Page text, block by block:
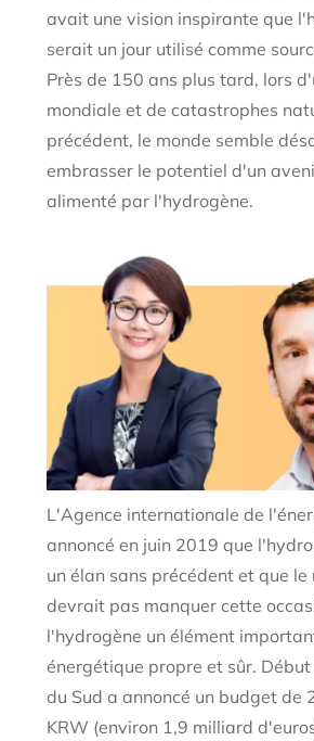
avait une vision inspirante que
serait un jour utilisé comme
Près de 150 ans plus tard, lors
mondiale et de catastrophes
précédent, le monde semble
embrasser le potentiel d'un
alimenté par l'hydrogène.
L'Agence internationale de
annoncé en juin 2019 que
un élan sans précédent et que le
devrait pas manquer cette
l'hydrogène un élément
énergétique propre et sûr.
du Sud a annoncé un budget de
KRW (environ 1,9 milliard